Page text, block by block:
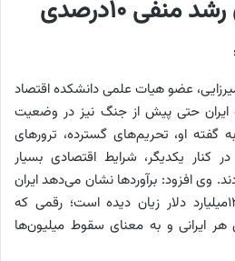
۱۰درصدی
عضو هیات علمی دانشکده اقتصاد
ایران حتی پیش از جنگ نیز در وضعیت
گفته او، تحریم‌های گسترده، ترورهای
کنار یکدیگر، شرایط اقتصادی بسیار
وی افزود: برآوردها نشان می‌دهد ایران
در نتیجه تحریم‌ها حدود ۱۲۰۰‌میلیارد دلار زیان دیده است؛ رقمی که
به ازای هر ایرانی و به معنای سقوط‌ میلیون‌ها